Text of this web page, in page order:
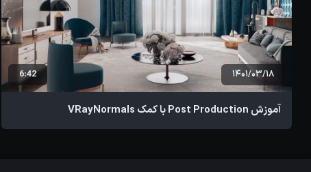
1401/03/18
6:42
آموزش Post Production با کمک VRayNormals